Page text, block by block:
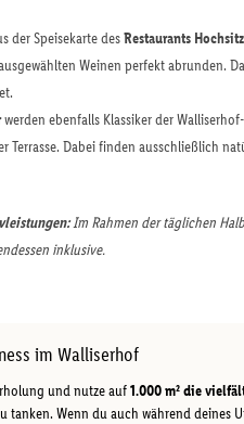
der Speisekarte desRestaurants Hochsitz
Weinen perfekt abrunden.
werden ebenfalls Klassiker der
Terrasse. Dabei finden ausschließlich
Im Rahmen der täglichen
inklusive.
im Walliserhof
und nutze auf1.000 m² die
tanken. Wenn du auch während deines